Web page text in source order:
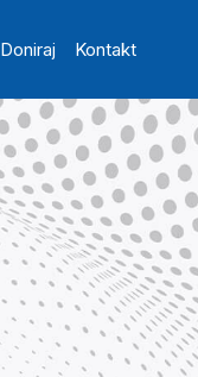
Doniraj Kontakt